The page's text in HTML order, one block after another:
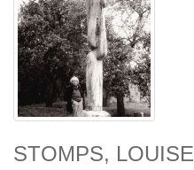
STOMPS, LOUISE